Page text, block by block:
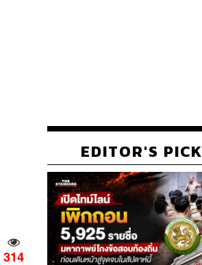
314
EDITOR'S PICK